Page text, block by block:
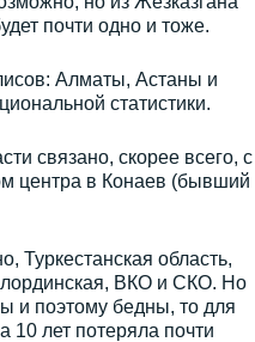
почти одно и тоже.
Алматы, Астаны и
статистики.
связано, скорее всего, с
центра в Конаев (бывший
Туркестанская область,
ВКО и СКО. Но
и поэтому бедны, то для
10 лет потеряла почти